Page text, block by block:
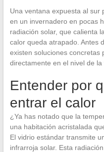
Una ventana expuesta al sur
en un invernadero en pocas
radiación solar, que calienta
calor queda atrapado. Antes
existen soluciones concretas
directamente en el nivel de la
Entender por
entrar el calor
¿Ya has notado que la
una habitación acristalada
El vidrio estándar transmite
infrarroja solar. Esta